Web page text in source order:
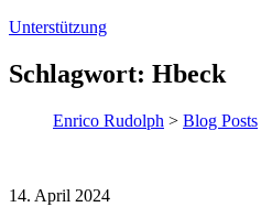
Unterstützung
Schlagwort: Hbeck
Enrico Rudolph > Blog Posts
14. April 2024